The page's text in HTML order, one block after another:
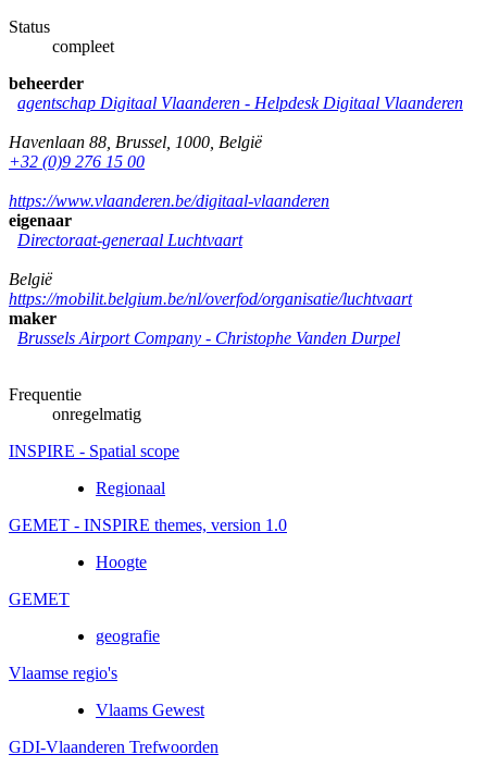
Status
compleet
beheerder
agentschap Digitaal Vlaanderen - Helpdesk Digitaal Vlaanderen
Havenlaan 88 Brussel 1000 België
+32 (0)9 276 15 00
https://www.vlaanderen.be/digitaal-vlaanderen
eigenaar
Directoraat-generaal Luchtvaart
België
https://mobilit.belgium.be/nl/overfod/organisatie/luchtvaart
maker
Brussels Airport Company - Christophe Vanden Durpel
Frequentie
onregelmatig
INSPIRE - Spatial scope
Regionaal
GEMET - INSPIRE themes, version 1.0
Hoogte
GEMET
geografie
Vlaamse regio's
Vlaams Gewest
GDI-Vlaanderen Trefwoorden